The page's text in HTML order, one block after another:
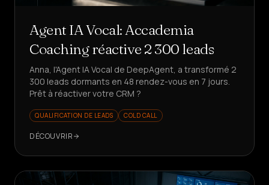
Agent IA Vocal: Accademia
Coaching réactive 2 300 leads
Anna, l'Agent IA Vocal de DeepAgent, a transformé 2
300 leads dormants en 48 rendez-vous en 7 jours.
Prêt à réactiver votre CRM ?
QUALIFICATION DE LEADS COLD CALL
DÉCOUVRIR